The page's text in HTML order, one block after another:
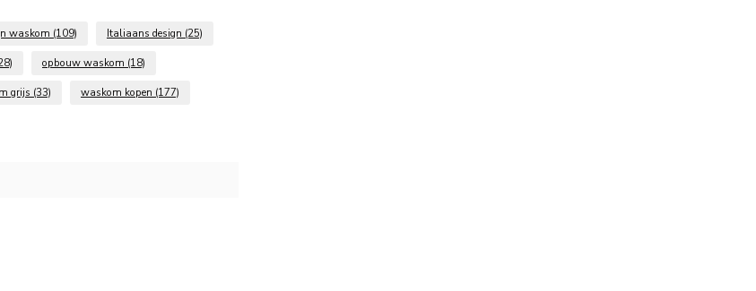
waskom (109) Italiaans design (25)
opbouw waskom (18)
grijs (33) waskom kopen (177)